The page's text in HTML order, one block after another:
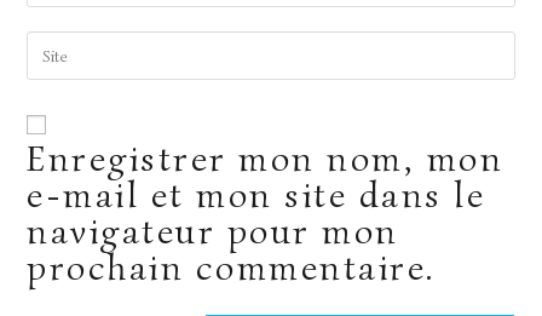
to
comment
Saisir
l’URL
(facultatif)
Enregistrer mon nom, mon
e-mail et mon site dans le
navigateur pour mon
prochain commentaire.